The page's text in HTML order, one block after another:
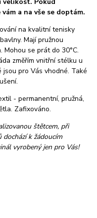
a na vše se doptám.
na kvalitní tenisky
Mají pružnou
Mohou se prát do 30°C.
změřím vnitřní stélku u
pro Vás vhodné. Také
- permanentní, pružná,
Zafixováno.
štětcem, při
k žádoucím
vyrobený jen pro Vás!